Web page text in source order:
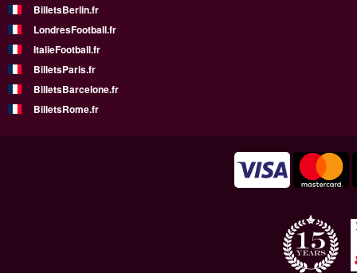
BilletsBerlin.fr
LondresFootball.fr
ItalieFootball.fr
BilletsParis.fr
BilletsBarcelone.fr
BilletsRome.fr